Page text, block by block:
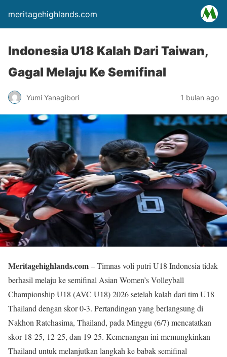
meritagehighlands.com
Indonesia U18 Kalah Dari Taiwan,
Gagal Melaju Ke Semifinal
Yumi Yanagibori 1 bulan ago
Meritagehighlands.com– Timnas voli putri U18 Indonesia tidak
berhasil melaju ke semifinal Asian Women’s Volleyball
Championship U18 (AVC U18) 2026 setelah kalah dari tim U18
Thailand dengan skor 0-3. Pertandingan yang berlangsung di
Nakhon Ratchasima, Thailand, pada Minggu (6/7) mencatatkan
skor 18-25, 12-25, dan 19-25. Kemenangan ini memungkinkan
Thailand untuk melanjutkan langkah ke babak semifinal